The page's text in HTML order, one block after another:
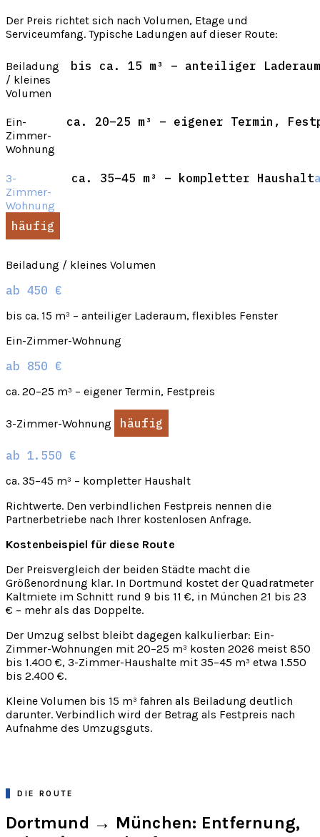
Der Preis richtet sich nach Volumen, Etage und
Serviceumfang. Typische Ladungen auf dieser Route:
Beiladung
/ kleines
Volumen
bis ca. 15 m³ – anteiliger
Ein-
Zimmer-
Wohnung
ca. 20–25 m³ – eigener Termin,
3-
Zimmer-
Wohnung
häufig
ca. 35–45 m³ – kompletter Haushalt
Beiladung / kleines Volumen
ab 450 €
bis ca. 15 m³ – anteiliger Laderaum, flexibles Fenster
Ein-Zimmer-Wohnung
ab 850 €
ca. 20–25 m³ – eigener Termin, Festpreis
3-Zimmer-Wohnung häufig
ab 1.550 €
ca. 35–45 m³ – kompletter Haushalt
Richtwerte. Den verbindlichen Festpreis nennen die
Partnerbetriebe nach Ihrer kostenlosen Anfrage.
Kostenbeispiel für diese Route
Der Preisvergleich der beiden Städte macht die
Größenordnung klar. In Dortmund kostet der Quadratmeter
Kaltmiete im Schnitt rund 9 bis 11 €, in München 21 bis 23
€ – mehr als das Doppelte.
Der Umzug selbst bleibt dagegen kalkulierbar: Ein-
Zimmer-Wohnungen mit 20–25 m³ kosten 2026 meist 850
bis 1.400 €, 3-Zimmer-Haushalte mit 35–45 m³ etwa 1.550
bis 2.400 €.
Kleine Volumen bis 15 m³ fahren als Beiladung deutlich
darunter. Verbindlich wird der Betrag als Festpreis nach
Aufnahme des Umzugsguts.
DIE ROUTE
Dortmund → München: Entfernung,